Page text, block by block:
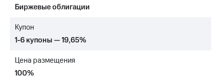
Достижения
Интервью
Биржевые облигации
Купон
1-6 купоны — 19,65%
Цена размещения
100%